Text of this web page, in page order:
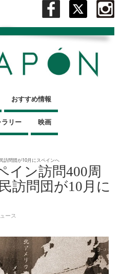
おすすめ情報
ラリー 映画
問団が10月にスペインへ
イン訪問400周
問団が10月に
ース